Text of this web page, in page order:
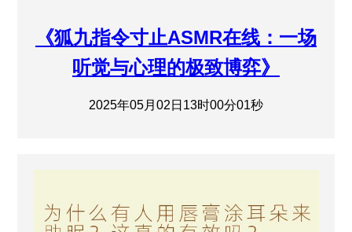
《狐九指令寸止ASMR在线：一场
听觉与心理的极致博弈》
2025年05月02日13时00分01秒